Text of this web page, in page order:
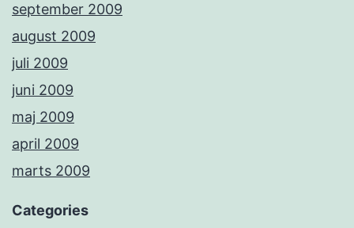
september 2009
august 2009
juli 2009
juni 2009
maj 2009
april 2009
marts 2009
Categories